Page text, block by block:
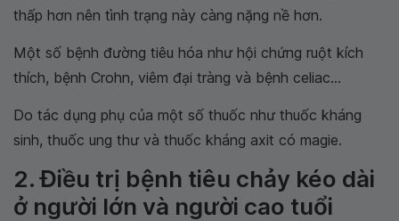
thấp hơn nên tình trạng này càng nặng nề hơn.
Một số bệnh đường tiêu hóa như hội chứng ruột kích
thích, bệnh Crohn, viêm đại tràng và bệnh celiac...
Do tác dụng phụ của một số thuốc như thuốc kháng
sinh, thuốc ung thư và thuốc kháng axit có magie.
2. Điều trị bệnh tiêu chảy kéo dài
ở người lớn và người cao tuổi